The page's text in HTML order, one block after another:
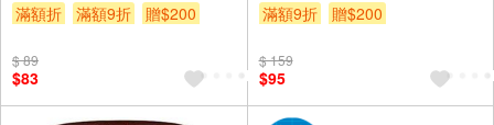
滿額折
滿額9折 贈$200
$ 89
$83
滿額9折
贈$200
$ 159
$95